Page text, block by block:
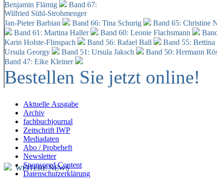
Benjamin Flämig
Band 67:
Wilfried Sühl-Strohmenger
Jan-Pieter Barbian
Band 66: Tina Schurig
Band 65: Christine
Band 61: Martina Haller
Band 60: Leonie Flachsmann
Karin Holste-Flinspach
Band 56: Rafael Ball
Band 55:
Ursula Georgy
Band 51: Ursula Jaksch Band 50: Hermann
Band 47: Eike Kleiner
Bestellen Sie jetzt online!
Aktuelle Ausgabe
Archiv
fachbuchjournal
Zeitschrift IWP
Mediadaten
Abo / Probeheft
Newsletter
Sponsored Content
Datenschutzerklärung
WEITERE NEWS